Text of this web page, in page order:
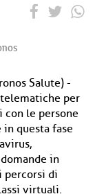
Salute) -
per
le persone
in questa fase
in
percorsi di
virtuali.